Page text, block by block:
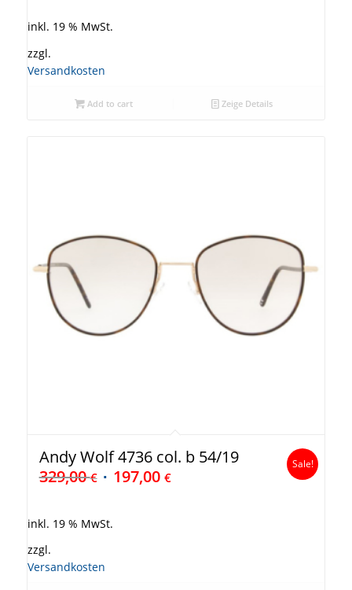
inkl. 19 % MwSt.
zzgl.
Versandkosten
Add to cart Zeige Details
Andy Wolf 4736 col. b 54/19
329,00€ 197,00 €
Sale!
inkl. 19 % MwSt.
zzgl.
Versandkosten